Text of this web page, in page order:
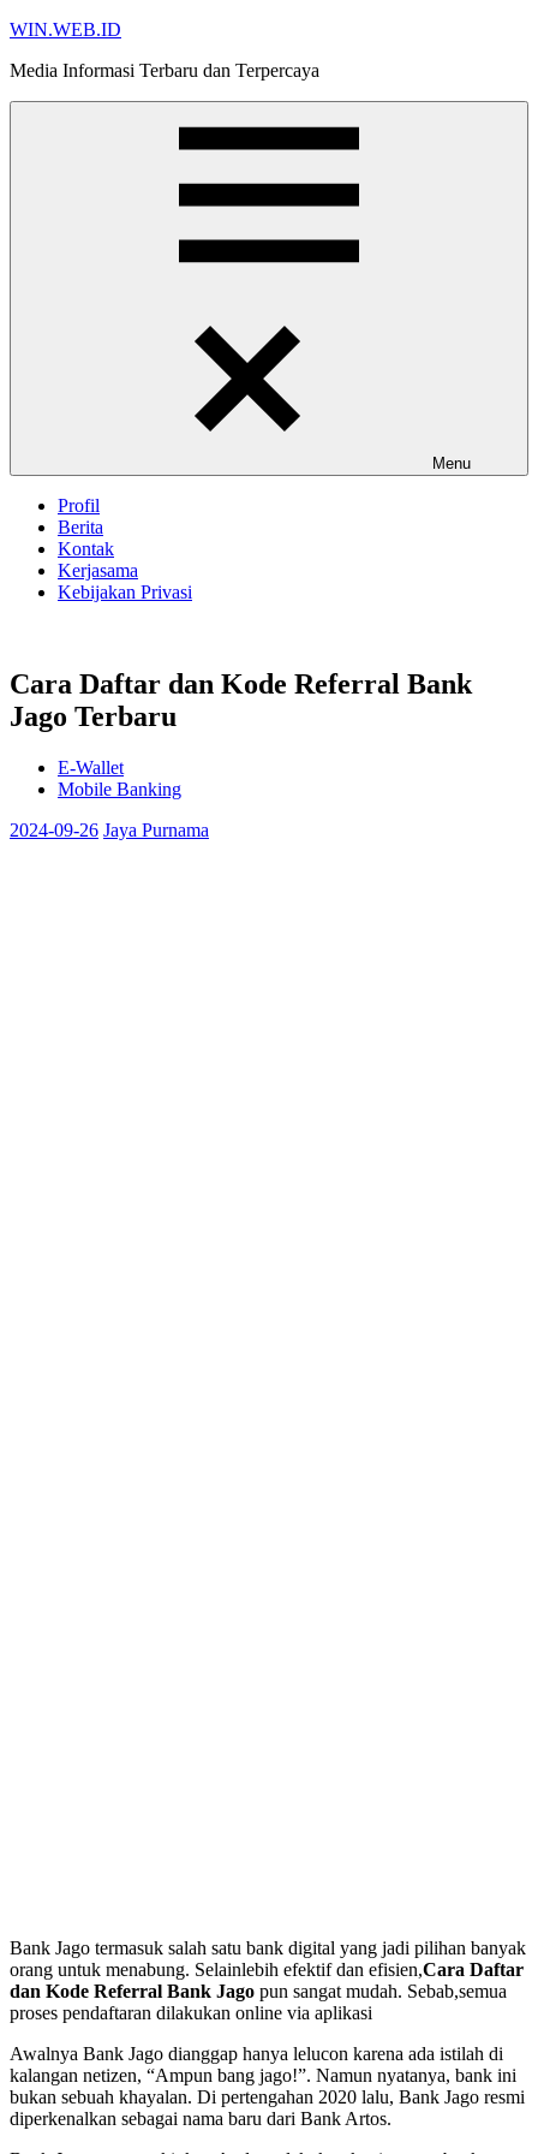
Skip
content
WIN.WEB.ID
Media Informasi Terbaru dan Terpercaya
Menu
Profil
Berita
Kontak
Kerjasama
Kebijakan Privasi
Cara Daftar dan Kode Referral Bank
Jago Terbaru
E-Wallet
Mobile Banking
2024-09-26 Jaya Purnama
Bank Jago termasuk salah satu bank digital yang jadi pilihan banyak
orang untuk menabung. Selainlebih efektif dan efisien,Cara Daftar
dan Kode Referral Bank Jago pun sangat mudah. Sebab,semua
proses pendaftaran dilakukan online via aplikasi
Awalnya Bank Jago dianggap hanya lelucon karena ada istilah di
kalangan netizen, “Ampun bang jago!”. Namun nyatanya, bank ini
bukan sebuah khayalan. Di pertengahan 2020 lalu, Bank Jago resmi
diperkenalkan sebagai nama baru dari Bank Artos.